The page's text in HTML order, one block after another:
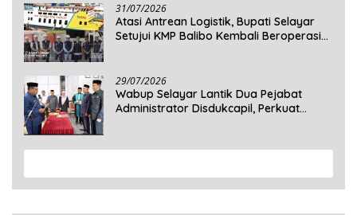
31/07/2026
Atasi Antrean Logistik, Bupati Selayar
Setujui KMP Balibo Kembali Beroperasi
29/07/2026
Wabup Selayar Lantik Dua Pejabat
Administrator Disdukcapil, Perkuat